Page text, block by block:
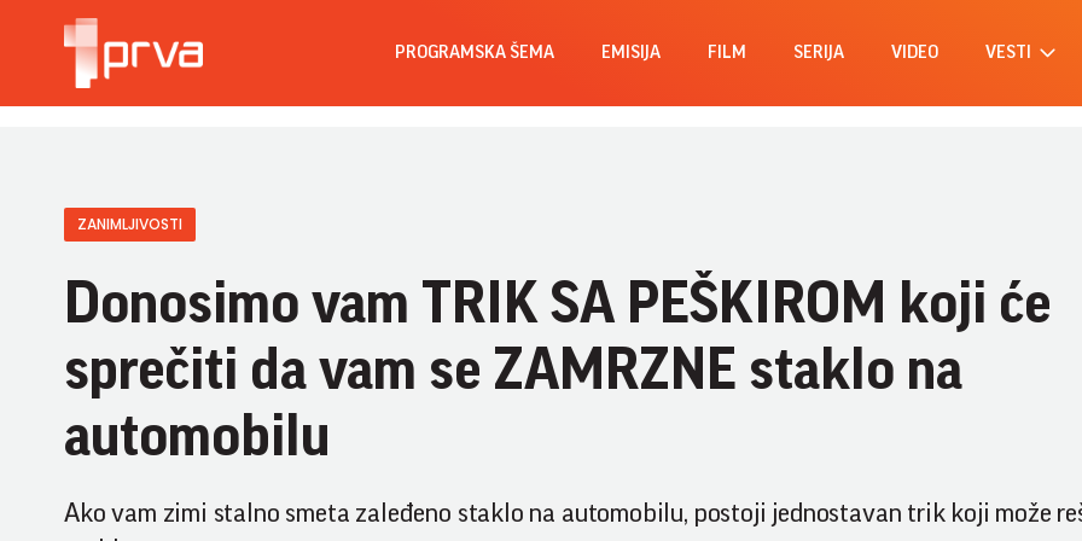
PROGRAMSKA ŠEMA EMISIJA FILM SERIJA VIDEO VESTI
ZANIMLJIVOSTI
Donosimo vam TRIK SA PEŠKIROM koji će
sprečiti da vam se ZAMRZNE staklo na
automobilu
Ako vam zimi stalno smeta zaleđeno staklo na automobilu, postoji jednostavan trik koji može